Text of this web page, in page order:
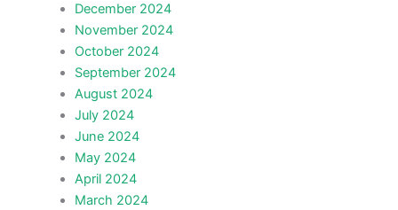
December 2024
November 2024
October 2024
September 2024
August 2024
July 2024
June 2024
May 2024
April 2024
March 2024